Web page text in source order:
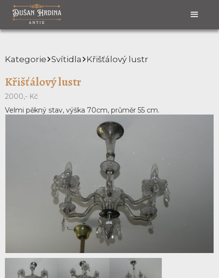
Kategorie Svítidla Křišťálový lustr
Křišťálový lustr
2000,- Kč
Velmi pěkný stav, výška 70cm, průměr 55 cm.